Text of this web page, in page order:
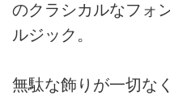
のクラシカルなフォ
ルジック。
無駄な飾りが一切な